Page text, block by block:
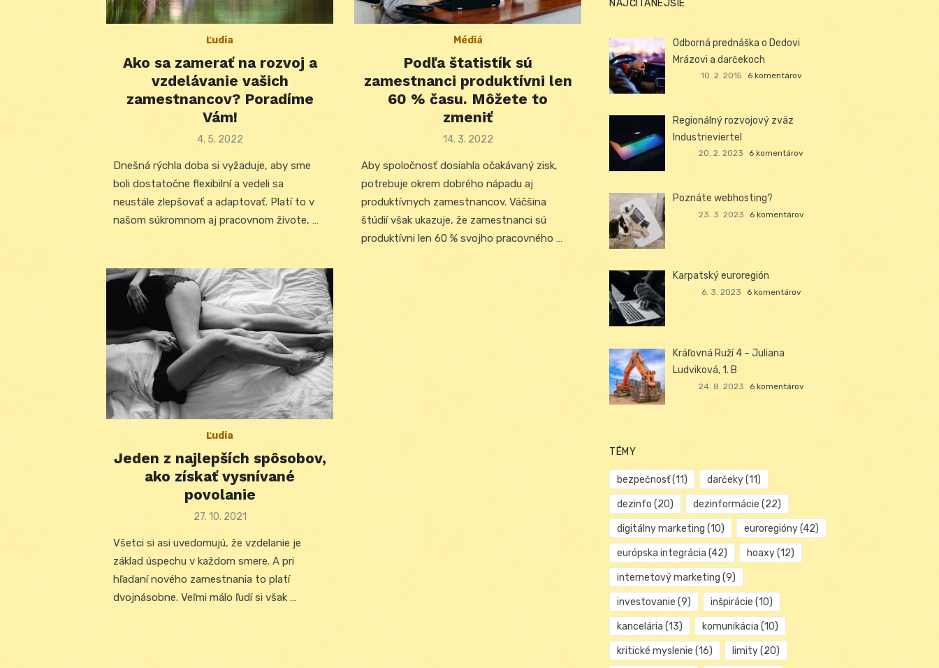
Ľudia
Ako sa zamerať na rozvoj a
vzdelávanie vašich
zamestnancov? Poradíme
Vám!
Posted
4. 5. 2022
Dnešná rýchla doba si vyžaduje, aby sme
boli dostatočne flexibilní a vedeli sa
neustále zlepšovať a adaptovať. Platí to v
našom súkromnom aj pracovnom živote, …
Médiá
Podľa štatistík sú
zamestnanci produktívni len
60 % času. Môžete to
zmeniť
Posted
14. 3. 2022
Aby spoločnosť dosiahla očakávaný zisk,
potrebuje okrem dobrého nápadu aj
produktívnych zamestnancov. Väčšina
štúdií však ukazuje, že zamestnanci sú
produktívni len 60 % svojho pracovného …
Ľudia
Jeden z najlepších spôsobov,
ako získať vysnívané
povolanie
Posted
27. 10. 2021
Všetci si asi uvedomujú, že vzdelanie je
základ úspechu v každom smere. A pri
hľadaní nového zamestnania to platí
dvojnásobne. Veľmi málo ľudí si však …
NAJČÍTANEJŠIE
Odborná prednáška o Dedovi
Mrázovi a darčekoch
10. 2. 2015 6 komentárov
Regionálný rozvojový zväz
Industrieviertel
20. 2. 2023 6 komentárov
Poznáte webhosting?
23. 3. 2023 6 komentárov
Karpatský euroregión
6. 3. 2023 6 komentárov
Kráľovná Ruží 4 – Juliana
Ludviková, 1. B
24. 8. 2023 6 komentárov
TÉMY
bezpečnosť(11) darčeky(11)
dezinfo (20) dezinformácie (22)
digitálny marketing (10) euroregióny(42)
európska integrácia (42) hoaxy(12)
internetový marketing (9)
investovanie (9) inšpirácie (10)
kancelária (13) komunikácia (10)
kritické myslenie (16) limity(20)